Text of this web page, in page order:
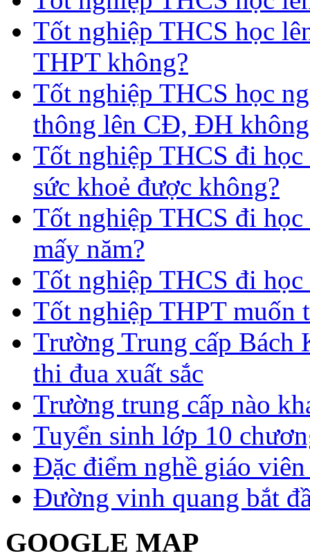
Tốt nghiệp THCS học
THPT không?
Tốt nghiệp THCS học
thông lên CĐ, ĐH
Tốt nghiệp THCS đi học
sức khoẻ được không?
Tốt nghiệp THCS đi
mấy năm?
Tốt nghiệp THCS đi
Tốt nghiệp THPT muốn
Trường Trung cấp Bách
thi đua xuất sắc
Trường trung cấp nào
Tuyển sinh lớp 10
Đặc điểm nghề giáo
Đường vinh quang bắt
GOOGLE MAP